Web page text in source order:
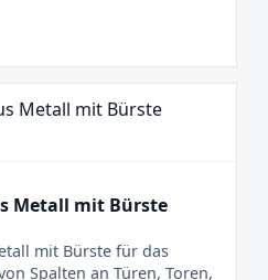
Metall mit Bürste
mit Bürste für das
Spalten an Türen, Toren,